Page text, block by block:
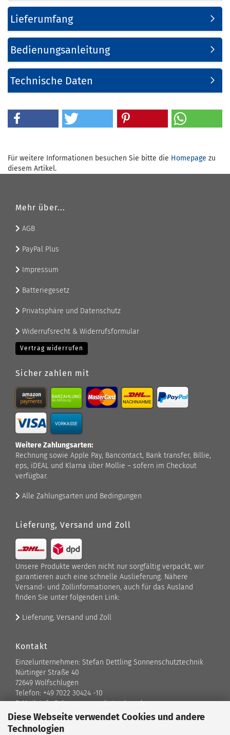
Diese Webseite verwendet Cookies und andere
Technologien
Lieferumfang
Bedienungsanleitung
Technische Daten
Für weitere Informationen besuchen Sie bitte die Homepage zu
diesem Artikel.
Mehr über...
AGB
PayPal Plus
Impressum
Batteriegesetz
Privatsphäre und Datenschutz
Widerrufsrecht & Widerrufsformular
Vertrag widerrufen
Sicher zahlen mit
Weitere Zahlungsarten:
Rechnung sowie Apple Pay, Bancontact, Bank transfer, Billie,
eps, iDEAL und Klarna über Mollie – sofern im Checkout
verfügbar.
Alle Zahlungsarten und Bedingungen
Lieferung, Versand und Zoll
Unsere Produkte werden nicht nur sorgfältig verpackt, wir
garantieren auch eine schnelle Auslieferung. Nähere
Versand- und Zollinformationen, auch für das Ausland
finden Sie unter folgenden Link:
Lieferung, Versand und Zoll
Kontakt
Einzelunternehmen: Stefan Dettling Sonnenschutztechnik
Nürtinger Straße 40
72649 Wolfschlugen
Telefon: +49 7022 30424 -10
E-Mail: info@der-sonnenschutz-shop.de
Kontaktformular